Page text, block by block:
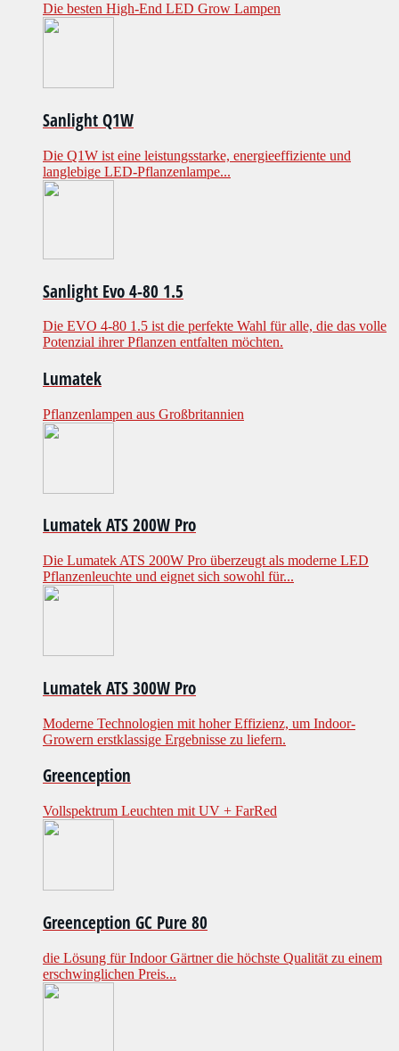
Die besten High-End LED Grow Lampen
Sanlight Q1W
Die Q1W ist eine leistungsstarke, energieeffiziente und
langlebige LED-Pflanzenlampe...
Sanlight Evo 4-80 1.5
Die EVO 4-80 1.5 ist die perfekte Wahl für alle, die das volle
Potenzial ihrer Pflanzen entfalten möchten.
Lumatek
Pflanzenlampen aus Großbritannien
Lumatek ATS 200W Pro
Die Lumatek ATS 200W Pro überzeugt als moderne LED
Pflanzenleuchte und eignet sich sowohl für...
Lumatek ATS 300W Pro
Moderne Technologien mit hoher Effizienz, um Indoor-
Growern erstklassige Ergebnisse zu liefern.
Greenception
Vollspektrum Leuchten mit UV + FarRed
Greenception GC Pure 80
die Lösung für Indoor Gärtner die höchste Qualität zu einem
erschwinglichen Preis...